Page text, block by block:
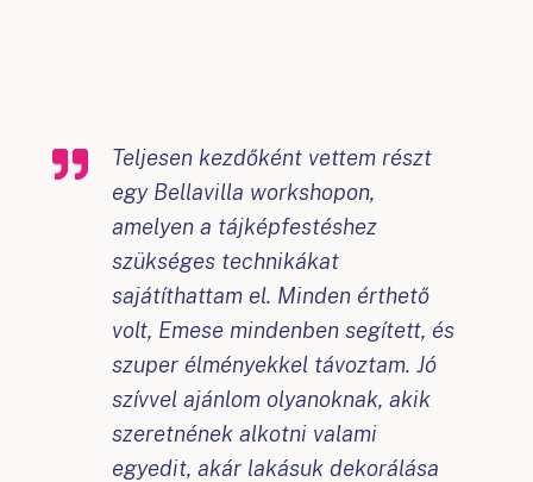
Teljesen kezdőként vettem részt
egy Bellavilla workshopon,
amelyen a tájképfestéshez
szükséges technikákat
sajátíthattam el. Minden érthető
volt, Emese mindenben segített, és
szuper élményekkel távoztam. Jó
szívvel ajánlom olyanoknak, akik
szeretnének alkotni valami
egyedit, akár lakásuk dekorálása